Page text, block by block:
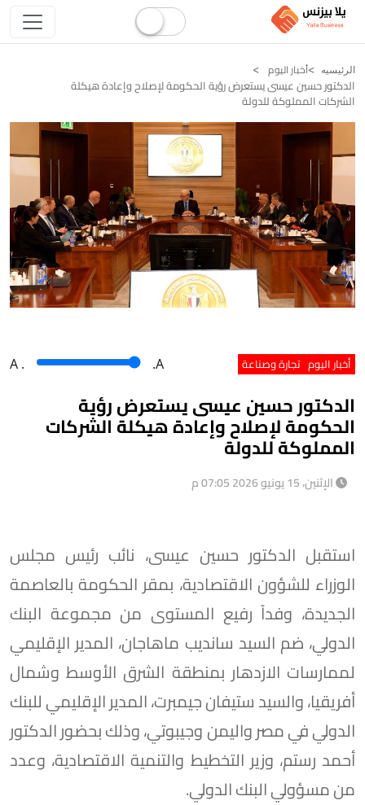
الرئيسيه أخبار اليوم
الدكتور حسين عيسى يستعرض رؤية الحكومة لإصلاح وإعادة هيكلة
الشركات المملوكة للدولة
أخبار اليوم تجارة وصناعة A . .A
الدكتور حسين عيسى يستعرض رؤية
الحكومة لإصلاح وإعادة هيكلة الشركات
المملوكة للدولة
الإثنين، 15 يونيو 2026 07:05 م
استقبل الدكتور حسين عيسى، نائب رئيس مجلس
الوزراء للشؤون الاقتصادية، بمقر الحكومة بالعاصمة
الجديدة، وفداً رفيع المستوى من مجموعة البنك
الدولي، ضم السيد سانديب ماهاجان، المدير الإقليمي
لممارسات الازدهار بمنطقة الشرق الأوسط وشمال
أفريقيا، والسيد ستيفان جيمبرت، المدير الإقليمي للبنك
الدولي في مصر واليمن وجيبوتي، وذلك بحضور الدكتور
أحمد رستم، وزير التخطيط والتنمية الاقتصادية، وعدد
من مسؤولي البنك الدولي.